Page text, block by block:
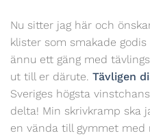
Nu sitter jag här och
klister som smakade
ännu ett gäng med
ut till er därute. Tävligen
Sveriges högsta
delta! Min skrivkramp ska
en vända till gymmet med